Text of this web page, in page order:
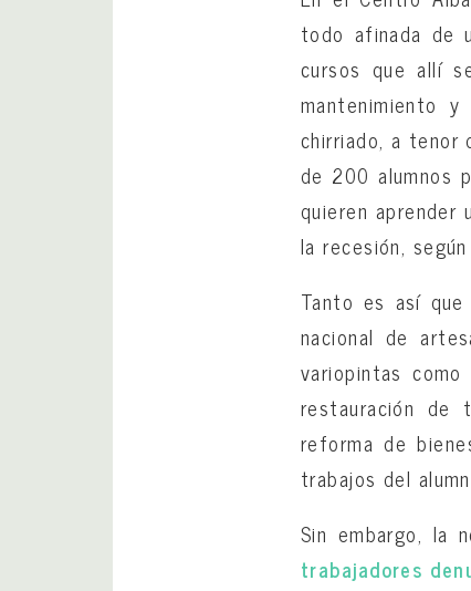
todo afinada de
cursos que allí
mantenimiento
chirriado, a tenor
de 200 alumnos
quieren
la recesión,
Tanto es así
nacional de
variopintas
restauración de
reforma de
trabajos del
Sin embargo, la
trabajadores